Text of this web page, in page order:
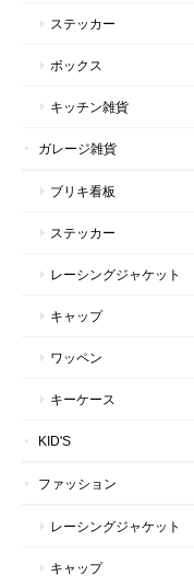
ステッカー
ボックス
キッチン雑貨
ガレージ雑貨
ブリキ看板
ステッカー
レーシングジャケット
キャップ
ワッペン
キーケース
KID'S
ファッション
レーシングジャケット
キャップ